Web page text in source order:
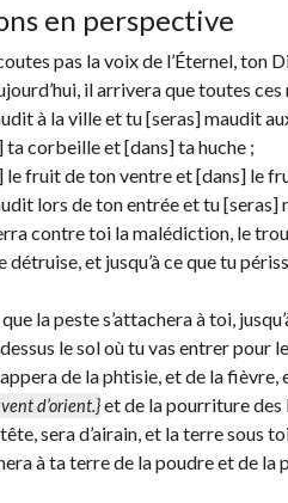
en perspective
pas la voix de l’Éternel,
il arrivera que toutes
à la ville et tu [seras] maudit
ta corbeille et [dans] ta huche ;
fruit de ton ventre et [dans] le
lors de ton entrée et tu [seras]
contre toi la malédiction, le
détruise, et jusqu’à ce que tu
la peste s’attachera à toi,
le sol où tu vas entrer pour
de la phtisie, et de la
d’orient.}et de la pourriture des
sera d’airain, et la terre sous
à ta terre de la poudre et de